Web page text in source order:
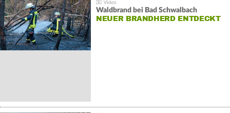
Waldbrand bei Bad Schwalbach
NEUER BRANDHERD ENTDECKT